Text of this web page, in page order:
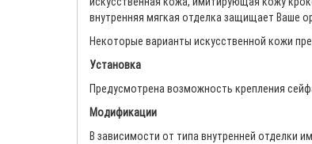
внутренняя мягкая отделка защищает Ваше
Некоторые варианты искусственной кожи
Установка
Предусмотрена возможность крепления
Модификации
В зависимости от типа внутренней отделки